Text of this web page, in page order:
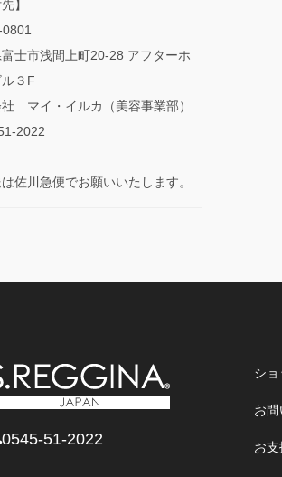
】
士市浅間上町20-28 アフターホ
３F
マイ・イルカ（美容事業部）
2022
佐川急便でお願いいたします。
0545-51-2022
シ
お
お